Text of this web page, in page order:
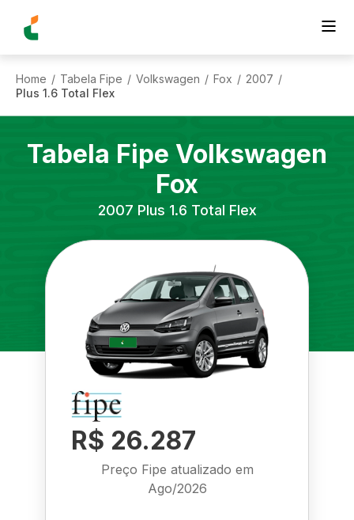
Home / Tabela Fipe / Volkswagen / Fox / 2007 /
Plus 1.6 Total Flex
Tabela Fipe Volkswagen
Fox
2007 Plus 1.6 Total Flex
R$ 26.287
Preço Fipe atualizado em
Ago/2026